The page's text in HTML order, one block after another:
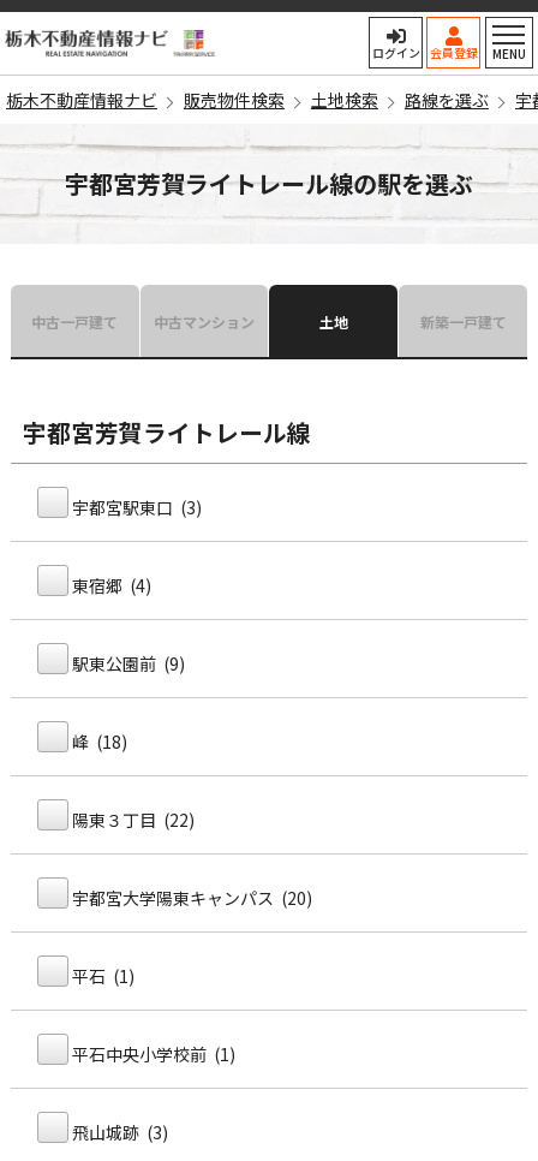
栃木不動産情報ナビ
ログイン 会員登録 MENU
栃木不動産情報ナビ 販売物件検索 土地検索 路線を選ぶ 宇
宇都宮芳賀ライトレール線の駅を選ぶ
中古一戸建て 中古マンション 土地 新築一戸建て
宇都宮芳賀ライトレール線
宇都宮駅東口 (3)
東宿郷 (4)
駅東公園前 (9)
峰 (18)
陽東３丁目 (22)
宇都宮大学陽東キャンパス (20)
平石 (1)
平石中央小学校前 (1)
飛山城跡 (3)